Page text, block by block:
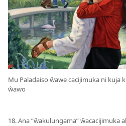
Mu Paladaiso ŵawe cacijimuka ni kuja
ŵawo
18. Ana “ŵakulungama” ŵacacijimuka